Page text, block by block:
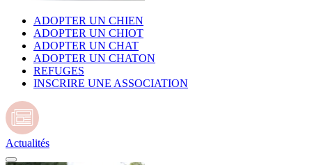
ADOPTER UN CHIEN
ADOPTER UN CHIOT
ADOPTER UN CHAT
ADOPTER UN CHATON
REFUGES
INSCRIRE UNE ASSOCIATION
Actualités